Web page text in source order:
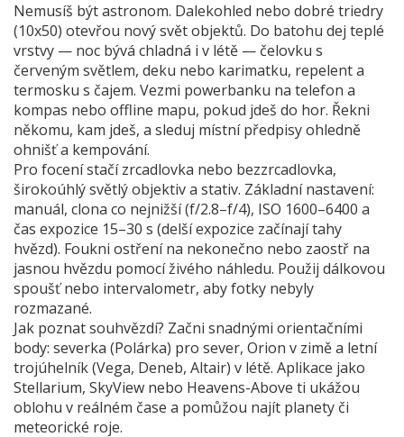
Nemusíš být astronom. Dalekohled nebo dobré triedry
(10x50) otevřou nový svět objektů. Do batohu dej teplé
vrstvy — noc bývá chladná i v létě — čelovku s
červeným světlem, deku nebo karimatku, repelent a
termosku s čajem. Vezmi powerbanku na telefon a
kompas nebo offline mapu, pokud jdeš do hor. Řekni
někomu, kam jdeš, a sleduj místní předpisy ohledně
ohnišť a kempování.
Pro focení stačí zrcadlovka nebo bezzrcadlovka,
širokoúhlý světlý objektiv a stativ. Základní nastavení:
manuál, clona co nejnižší (f/2.8–f/4), ISO 1600–6400 a
čas expozice 15–30 s (delší expozice začínají tahy
hvězd). Foukni ostření na nekonečno nebo zaostř na
jasnou hvězdu pomocí živého náhledu. Použij dálkovou
spoušť nebo intervalometr, aby fotky nebyly
rozmazané.
Jak poznat souhvězdí? Začni snadnými orientačními
body: severka (Polárka) pro sever, Orion v zimě a letní
trojúhelník (Vega, Deneb, Altair) v létě. Aplikace jako
Stellarium, SkyView nebo Heavens-Above ti ukážou
oblohu v reálném čase a pomůžou najít planety či
meteorické roje.